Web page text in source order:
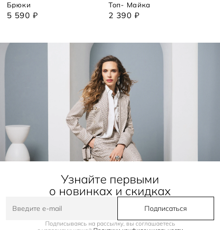
Брюки
5 590 ₽
Топ- Майка
2 390 ₽
Узнайте первыми
о новинках и скидках
Подписаться
Подписываясь на рассылку, вы соглашаетесь